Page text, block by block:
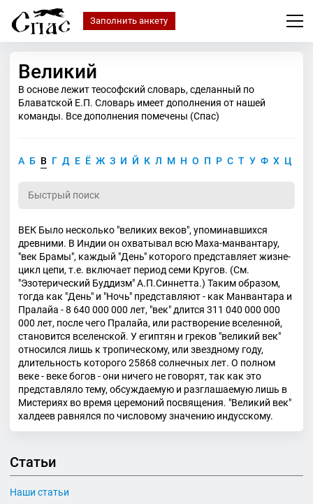
Заполнить анкету
Великий
В основе лежит теософский словарь, сделанный по
Блаватской Е.П. Словарь имеет дополнения от нашей
команды. Все дополнения помечены (Спас)
А Б В Г Д Е Ё Ж З И Й К Л М Н О П Р С Т У Ф Х Ц
ВЕК Было несколько "великих веков", упоминавшихся
древними. В Индии он охватывал всю Маха-манвантару,
"век Брамы", каждый "День" которого представляет жизне-
цикл цепи, т.е. включает период семи Кругов. (См.
"Эзотерический Буддизм" А.П.Синнетта.) Таким образом,
тогда как "День" и "Ночь" представляют - как Манвантара и
Пралайа - 8 640 000 000 лет, "век" длится 311 040 000 000
000 лет, после чего Пралайа, или растворение вселенной,
становится вселенской. У египтян и греков "великий век"
относился лишь к тропическому, или звездному году,
длительность которого 25868 солнечных лет. О полном
веке - веке богов - они ничего не говорят, так как это
представляло тему, обсуждаемую и разглашаемую лишь в
Мистериях во время церемоний посвящения. "Великий век"
халдеев равнялся по числовому значению индусскому.
Статьи
Наши статьи